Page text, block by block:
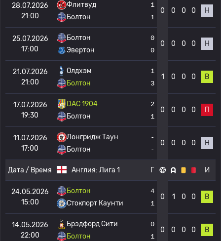
28.07.2026
21:00
Флитвуд
Болтон
1
1
0 0 0 0 Н
25.07.2026
17:00
Болтон
Эвертон
0
0
0 0 0 0 Н
21.07.2026
21:00
Олдхэм
Болтон
1
3
1 0 0 0 В
17.07.2026
19:30
DAC 1904
Болтон
2
1
0 0 0 0 П
11.07.2026
17:00
Лонгридж Таун
Болтон
-
-
0 0 0 0 Н
Дата / Время Англия: Лига 1 Г И
24.05.2026
15:00
Болтон
Стокпорт Каунти
4
1
0 1 0 0 В
14.05.2026
22:00
Брэдфорд Сити
Болтон
0
1
0 0 0 0 В